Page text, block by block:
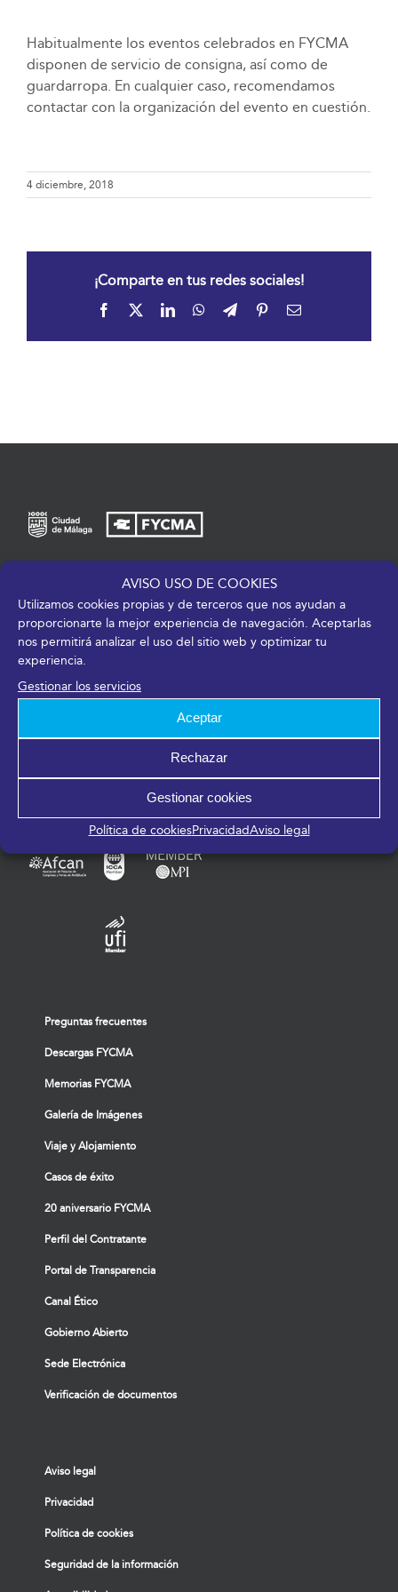
AVISO USO DE COOKIES
Utilizamos cookies propias y de terceros que nos ayudan a
proporcionarte la mejor experiencia de navegación. Aceptarlas
nos permitirá analizar el uso del sitio web y optimizar tu
experiencia.
Gestionar los servicios
Aceptar
Rechazar
Gestionar cookies
Política de cookiesPrivacidadAviso legal
Habitualmente los eventos celebrados en FYCMA
disponen de servicio de consigna, así como de
guardarropa. En cualquier caso, recomendamos
contactar con la organización del evento en cuestión.
4 diciembre, 2018
¡Comparte en tus redes sociales!
Facebook LinkedInWhatsApp
TelegramPinterestCorreo
Av. de José Ortega y Gasset, 201 – 29006 Málaga
+34 952 045 500|info@fycma.com
Encuéntranos:
Miembros de:
Preguntas frecuentes
Descargas FYCMA
Memorias FYCMA
Galería de Imágenes
Viaje y Alojamiento
Casos de éxito
20 aniversario FYCMA
Perfil del Contratante
Portal de Transparencia
Canal Ético
Gobierno Abierto
Sede Electrónica
Verificación de documentos
Aviso legal
Privacidad
Política de cookies
Seguridad de la información